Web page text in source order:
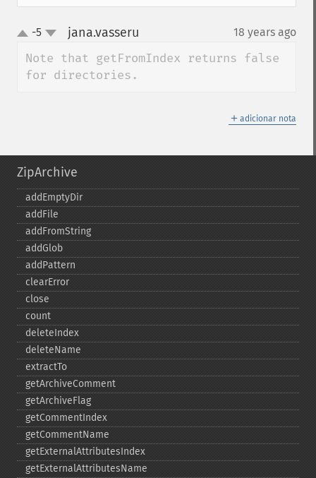
up-5 jana.vasseru 18 years ago
Note that getFromIndex returns false
for directories.
＋ adicionar nota
ZipArchive
addEmptyDir
addFile
addFromString
addGlob
addPattern
clearError
close
count
deleteIndex
deleteName
extractTo
getArchiveComment
getArchiveFlag
getCommentIndex
getCommentName
getExternalAttributesIndex
getExternalAttributesName